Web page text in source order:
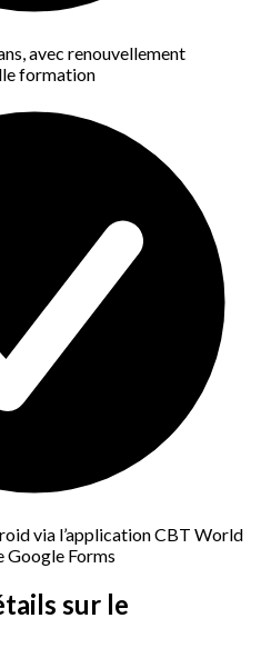
avec renouvellement
formation
via l’application CBT World
Google Forms
sur le